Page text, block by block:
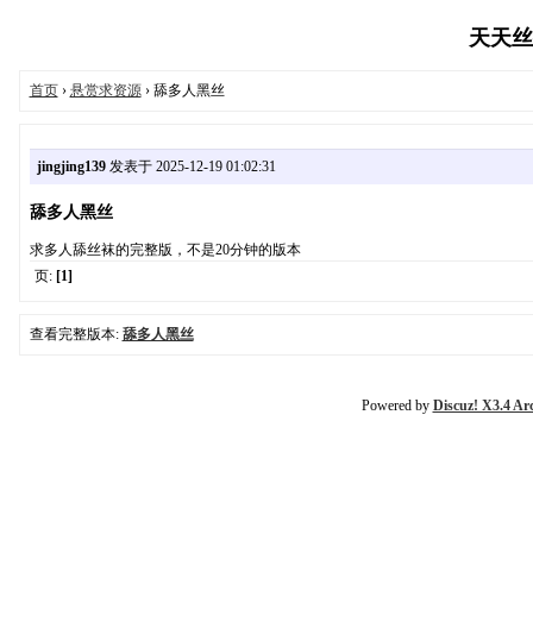
天天
首页› 悬赏求资源› 舔多人黑丝
jingjing139发表于 2025-12-19 01:02:31
舔多人黑丝
求多人舔丝袜的完整版，不是20分钟的版本
页: [1]
查看完整版本: 舔多人黑丝
Powered by Discuz! X3.4